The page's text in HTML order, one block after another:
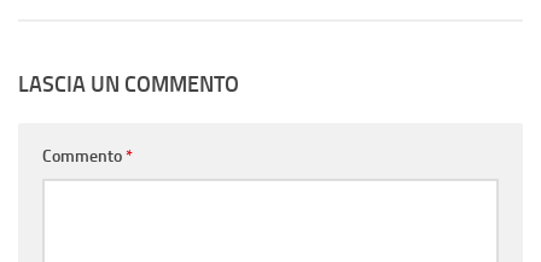
LASCIA UN COMMENTO
Commento*